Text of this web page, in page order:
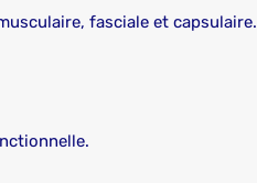
fasciale et capsulaire.